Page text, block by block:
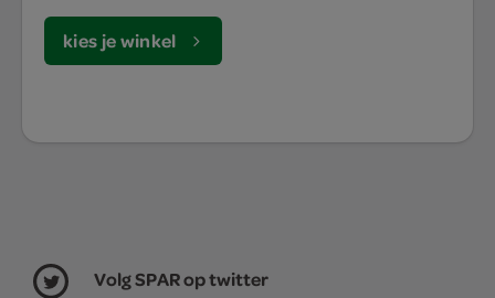
kies je winkel
Volg SPAR op twitter